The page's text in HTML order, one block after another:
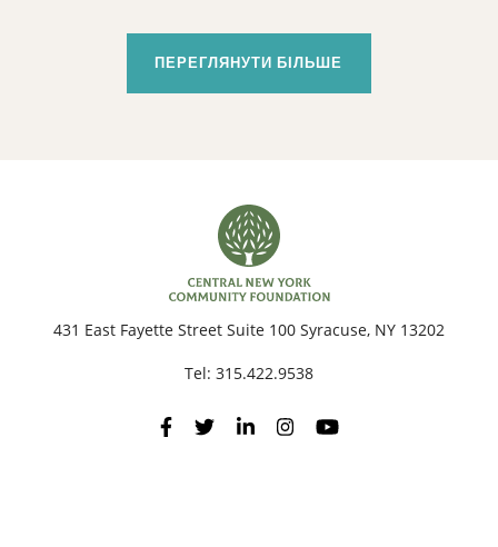
ПЕРЕГЛЯНУТИ БІЛЬШЕ
431 East Fayette Street Suite 100 Syracuse, NY 13202
Tel: 315.422.9538